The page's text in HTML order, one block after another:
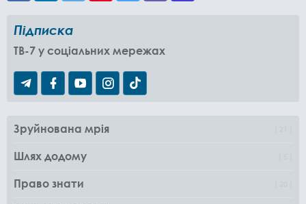
Підписка
TB-7 у соціальних мережах
Зруйнована мрія
Шлях додому
Право знати